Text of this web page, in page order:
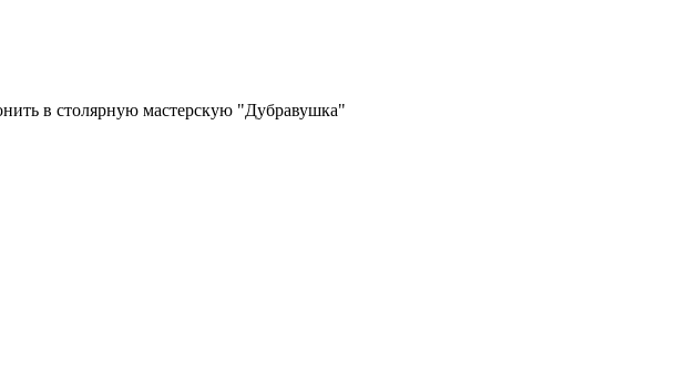
в столярную мастерскую "Дубравушка"